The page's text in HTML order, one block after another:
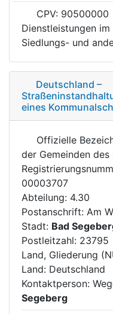
CPV: 90500000
Dienstleistungen
Siedlungs- und
Deutschland –
eines
Offizielle
der Gemeinden des
00003707
Abteilung: 4.30
Postanschrift: Am
Stadt: Bad
Postleitzahl: 23795
Land, Gliederung
Land: Deutschland
Kontaktperson:
Segeberg